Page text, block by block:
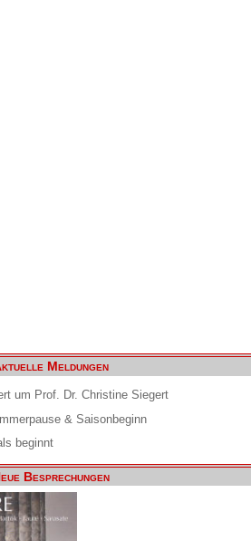
Meldungen
um Prof. Dr. Christine Siegert
& Saisonbeginn
beginnt
Besprechungen